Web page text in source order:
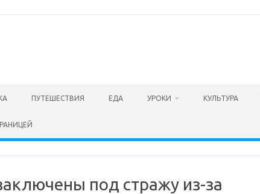
ПУТЕШЕСТВИЯ ЕДА УРОКИ КУЛЬТУРА
под стражу из-за